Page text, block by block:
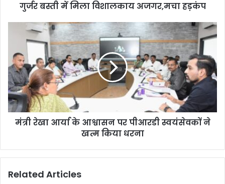
गुर्जर बस्ती में मिला विशालकाय अजगर,मचा हड़कंप
मंत्री रेखा आर्या के आश्वासन पर पीआरडी स्वयंसेवकों ने
खत्म किया धरना
Related Articles